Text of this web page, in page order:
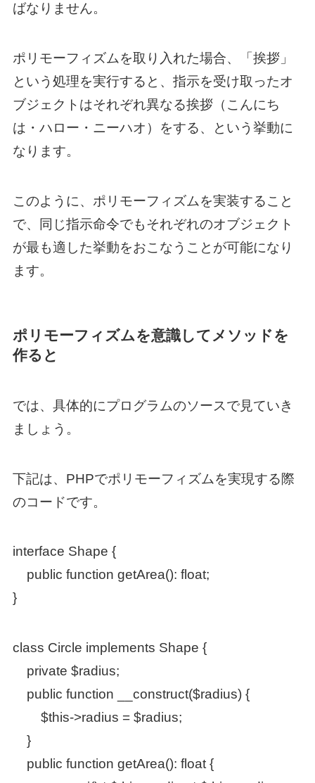
ばなりません。
ポリモーフィズムを取り入れた場合、「挨拶」
という処理を実行すると、指示を受け取ったオ
ブジェクトはそれぞれ異なる挨拶（こんにち
は・ハロー・ニーハオ）をする、という挙動に
なります。
このように、ポリモーフィズムを実装すること
で、同じ指示命令でもそれぞれのオブジェクト
が最も適した挙動をおこなうことが可能になり
ます。
ポリモーフィズムを意識してメソッドを
作ると
では、具体的にプログラムのソースで見ていき
ましょう。
下記は、PHPでポリモーフィズムを実現する際
のコードです。
interface Shape {
public function getArea(): float;
}
class Circle implements Shape {
private $radius;
public function __construct($radius) {
$this->radius = $radius;
}
public function getArea(): float {